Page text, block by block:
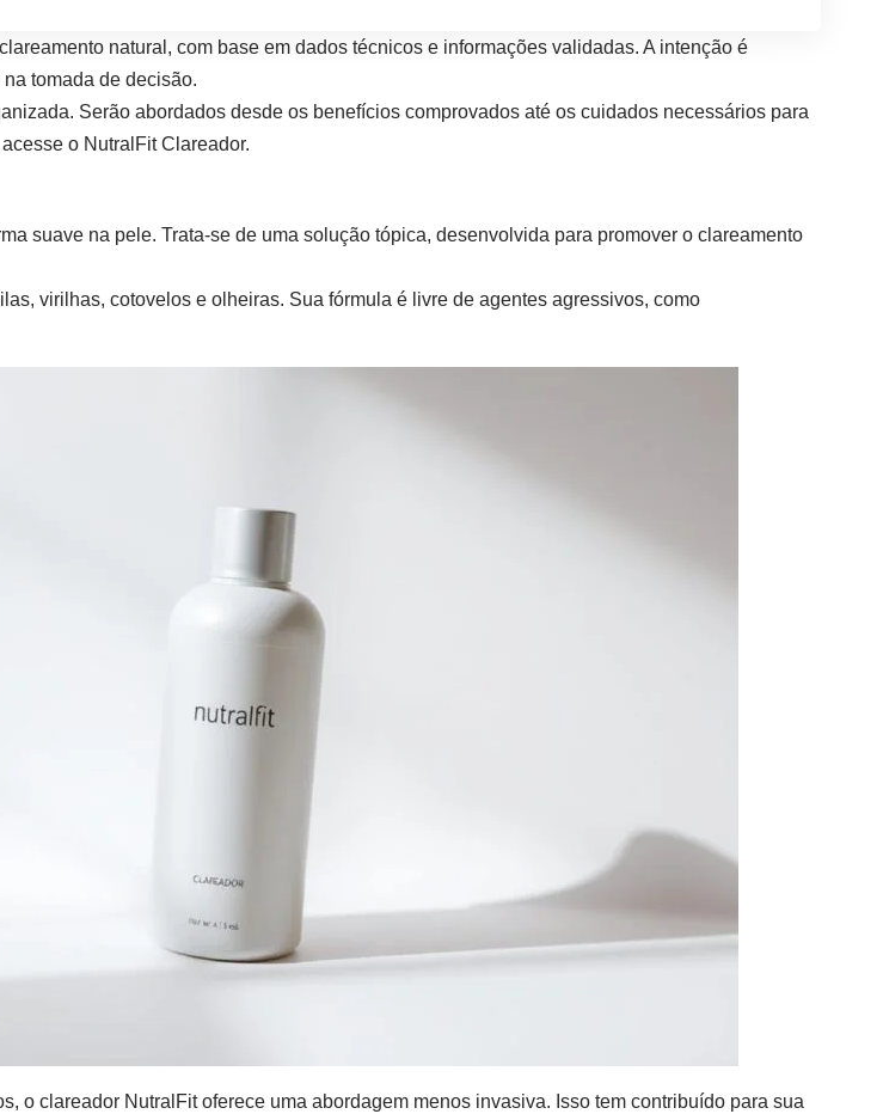
natural, com base em dados técnicos e informações validadas. A intenção é
tomada de decisão.
Serão abordados desde os benefícios comprovados até os cuidados necessários para
o NutralFit Clareador.
suave na pele. Trata-se de uma solução tópica, desenvolvida para promover o clareamento
virilhas, cotovelos e olheiras. Sua fórmula é livre de agentes agressivos, como
o clareador NutralFit oferece uma abordagem menos invasiva. Isso tem contribuído para sua